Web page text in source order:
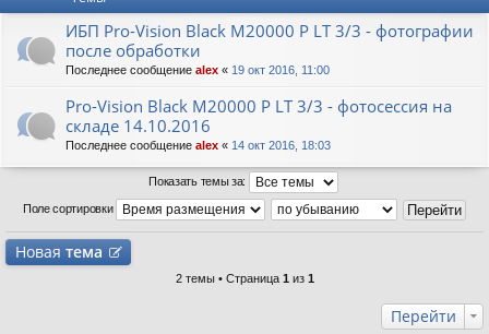
ИБП Pro-Vision Black M20000 P LT 3/3 - фотографии
после обработки
Последнее сообщение alex « 19 окт 2016, 11:00
Pro-Vision Black M20000 P LT 3/3 - фотосессия на
складе 14.10.2016
Последнее сообщение alex « 14 окт 2016, 18:03
Показать темы за:
Поле сортировки
Новая тема
2 темы • Страница 1 из 1
Перейти